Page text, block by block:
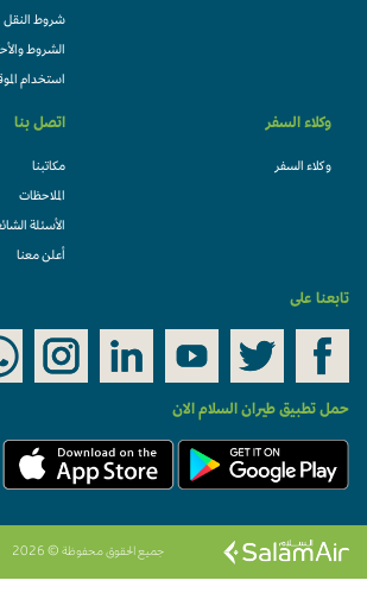
شروط النقل
الشروط والأحكام
استخدام الموقع
وكلاء السفر
وكلاء السفر
اتصل بنا
مكاتبنا
الملاحظات
الأسئلة الشائعة
أعلن معنا
تابعنا على
حمل تطبيق طيران السلام الان
جميع الحقوق محفوظة © 2026